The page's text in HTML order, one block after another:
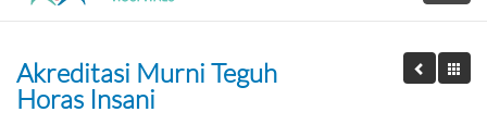
Akreditasi Murni Teguh
Horas Insani